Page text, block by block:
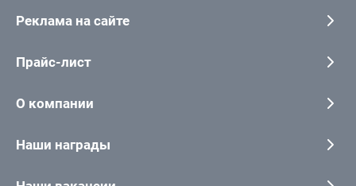
Реклама на сайте
Прайс-лист
О компании
Наши награды